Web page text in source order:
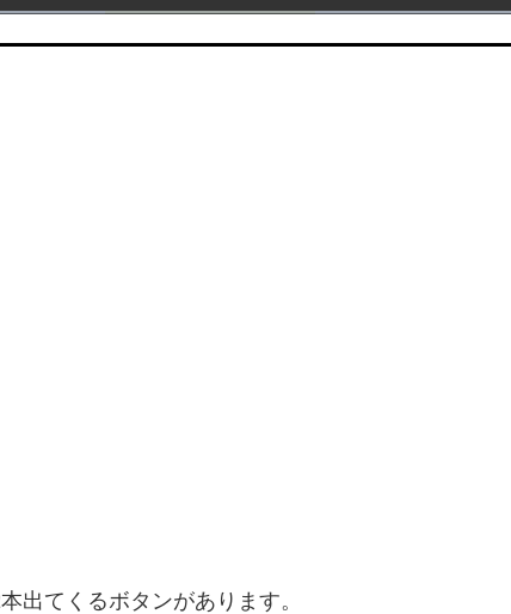
出てくるボタンがあります。